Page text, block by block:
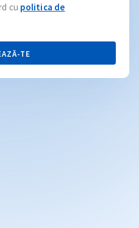
cu politica de
TE